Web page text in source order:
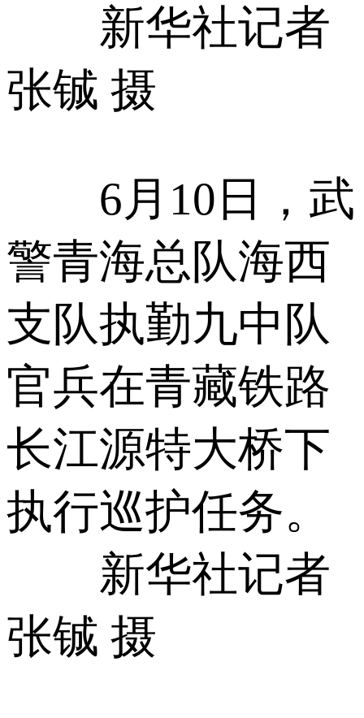
新华社记者
张铖 摄
6月10日，武
警青海总队海西
支队执勤九中队
官兵在青藏铁路
长江源特大桥下
执行巡护任务。
新华社记者
张铖 摄